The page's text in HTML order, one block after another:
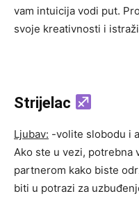
vam intuicija vodi put.
svoje kreativnosti i
Strijelac
Ljubav: -volite slobodu i
Ako ste u vezi, potrebna
partnerom kako biste
biti u potrazi za